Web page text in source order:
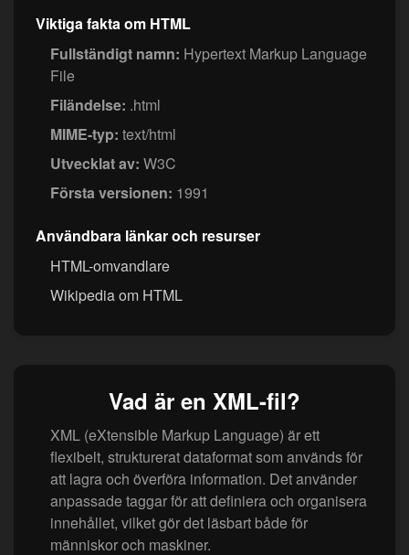
Viktiga fakta om HTML
Fullständigt namn: Hypertext Markup Language
File
Filändelse: .html
MIME-typ: text/html
Utvecklat av: W3C
Första versionen: 1991
Användbara länkar och resurser
HTML-omvandlare
Wikipedia om HTML
Vad är en XML-fil?
XML (eXtensible Markup Language) är ett
flexibelt, strukturerat dataformat som används för
att lagra och överföra information. Det använder
anpassade taggar för att definiera och organisera
innehållet, vilket gör det läsbart både för
människor och maskiner.